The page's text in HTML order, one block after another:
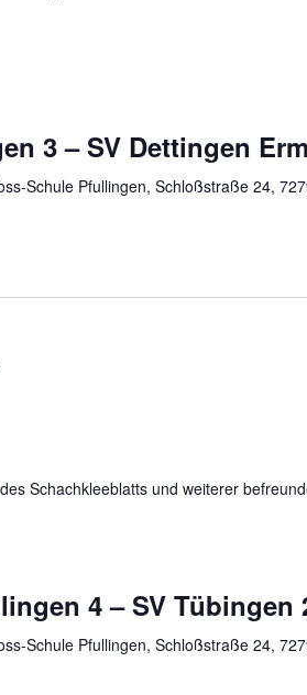
3 – SV Dettingen
Schule Pfullingen, Schloßstraße 24,
Schachkleeblatts und weiterer
4 – SV Tübingen
Schule Pfullingen, Schloßstraße 24,